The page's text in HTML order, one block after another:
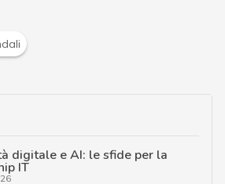
digitale e AI: le sfide per la
IT